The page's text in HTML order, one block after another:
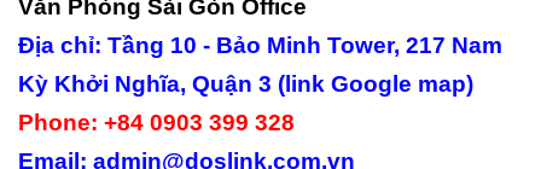
Văn Phòng Sài Gòn Office
Địa chỉ: Tầng 10 - Bảo Minh Tower, 217 Nam
Kỳ Khởi Nghĩa, Quận 3 (link Google map)
Phone: +84 0903 399 328
Email: admin@doslink.com.vn